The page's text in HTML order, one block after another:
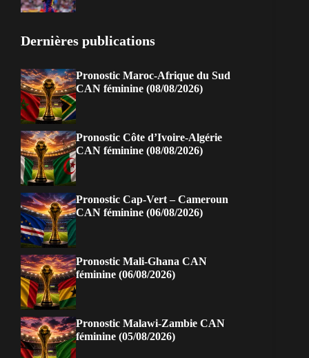
Dernières publications
Pronostic Maroc-Afrique du Sud
CAN féminine (08/08/2026)
Pronostic Côte d’Ivoire-Algérie
CAN féminine (08/08/2026)
Pronostic Cap-Vert – Cameroun
CAN féminine (06/08/2026)
Pronostic Mali-Ghana CAN
féminine (06/08/2026)
Pronostic Malawi-Zambie CAN
féminine (05/08/2026)